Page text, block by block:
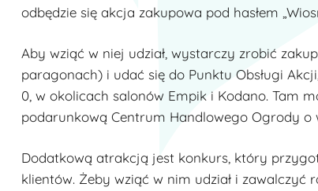
odbędzie się akcja zakupowa pod hasłem
Aby wziąć w niej udział, wystarczy zrobić
paragonach) i udać się do Punktu Obsługi
0, w okolicach salonów Empik i Kodano. Tam
podarunkową Centrum Handlowego Ogrody o
Dodatkową atrakcją jest konkurs, który
klientów. Żeby wziąć w nim udział i zawalczyć